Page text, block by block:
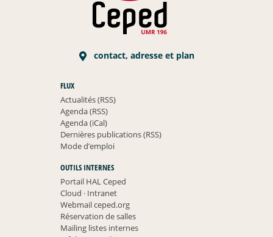
contact, adresse et plan
FLUX
Actualités (RSS)
Agenda (RSS)
Agenda (iCal)
Dernières publications (RSS)
Mode d’emploi
OUTILS INTERNES
Portail HAL Ceped
Cloud ·Intranet
Webmail ceped.org
Réservation de salles
Mailing listes internes